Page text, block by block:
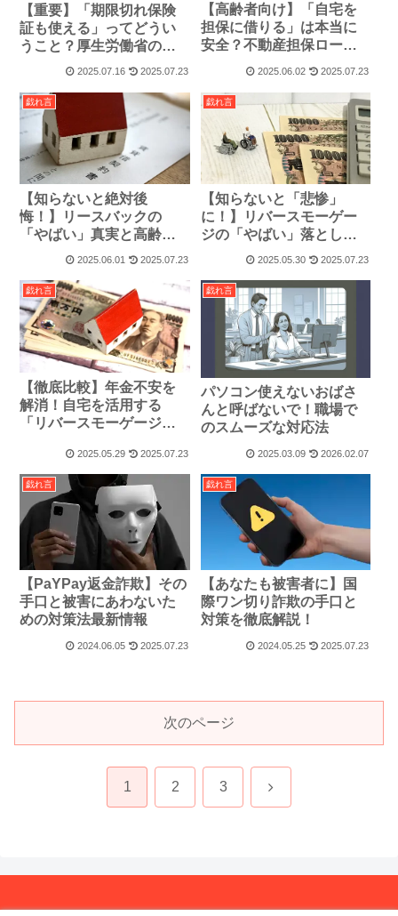
【重要】「期限切れ保険
証も使える」ってどうい
うこと？厚生労働省の最
新情報と私たちの対応
2025.07.16 2025.07.23
【高齢者向け】「自宅を
担保に借りる」は本当に
安全？不動産担保ローン
2025.06.02 2025.07.23
戯れ言
【知らないと絶対後
悔！】リースバックの
「やばい」真実と高齢者
が自宅を失わないための
2025.06.01 2025.07.23
戯れ言
【知らないと「悲惨」
に！】リバースモーゲー
ジの「やばい」落とし穴
～高齢者が自宅を失わな
2025.05.30 2025.07.23
戯れ言
【徹底比較】年金不安を
解消！自宅を活用する
「リバースモーゲージ」
いと賢い選び方
2025.05.29 2025.07.23
戯れ言
パソコン使えないおばさ
んと呼ばないで！職場で
のスムーズな対応法
2025.03.09 2026.02.07
戯れ言
【PaYPay返金詐欺】その
手口と被害にあわないた
めの対策法最新情報
2024.06.05 2025.07.23
戯れ言
【あなたも被害者に】国
際ワン切り詐欺の手口と
対策を徹底解説！
2024.05.25 2025.07.23
次のページ
1 2 3 次